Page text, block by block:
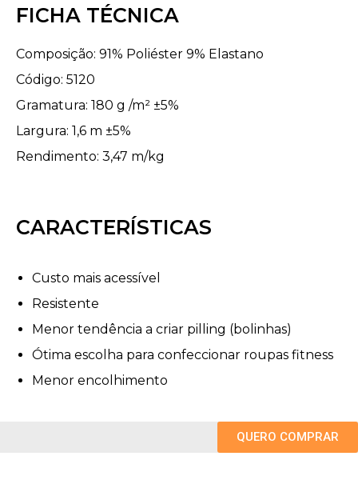
FICHA TÉCNICA
Composição: 91% Poliéster 9% Elastano
Código: 5120
Gramatura: 180 g /m² ±5%
Largura: 1,6 m ±5%
Rendimento: 3,47 m/kg
CARACTERÍSTICAS
Custo mais acessível
Resistente
Menor tendência a criar pilling (bolinhas)
Ótima escolha para confeccionar roupas fitness
Menor encolhimento
QUERO COMPRAR